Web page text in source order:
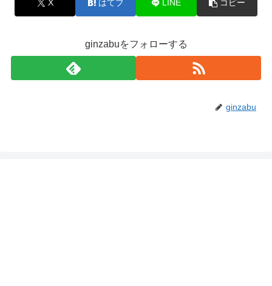
X はてブ LINE コピー
ginzabuをフォローする
ginzabu